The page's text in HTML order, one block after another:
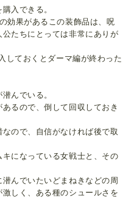
購入できる。
の効果があるこの装飾品は、呪
たちにとっては非常にありが
しておくとダーマ編が終わった
潜んでいる。
るので、倒して回収しておき
ので、自信がなければ後で取
になっている女戦士と、その
んでいたいどまねきなどの周
しく、ある種のシュールさを